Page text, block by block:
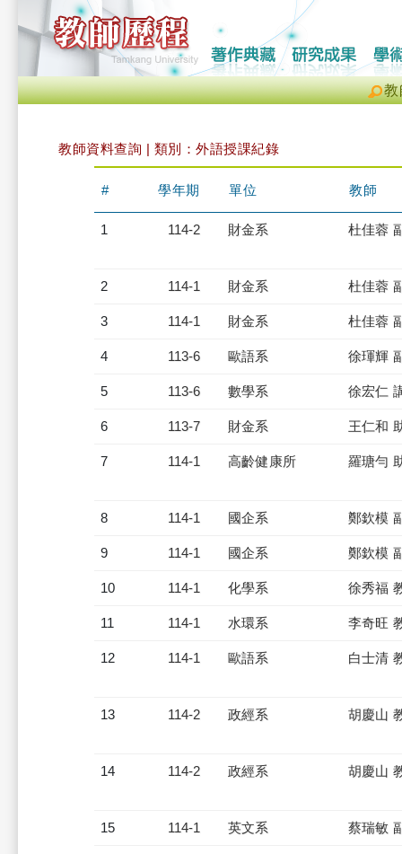
教
教師資料查詢 | 類別：外語授課紀錄
# 學年期 單位 教師
1 114-2 財金系 杜佳蓉
2 114-1 財金系 杜佳蓉
3 114-1 財金系 杜佳蓉
4 113-6 歐語系 徐琿輝
5 113-6 數學系 徐宏仁
6 113-7 財金系 王仁和
7 114-1 高齡健康所 羅瑭勻
8 114-1 國企系 鄭欽模
9 114-1 國企系 鄭欽模
10 114-1 化學系 徐秀福
11 114-1 水環系 李奇旺
12 114-1 歐語系 白士清
13 114-2 政經系 胡慶山
14 114-2 政經系 胡慶山
15 114-1 英文系 蔡瑞敏